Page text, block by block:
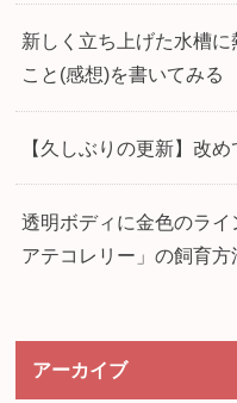
新しく立ち上げた水槽
こと(感想)を書いてみる
【久しぶりの更新】改
透明ボディに金色のライ
アテコレリー」の飼育
アーカイブ